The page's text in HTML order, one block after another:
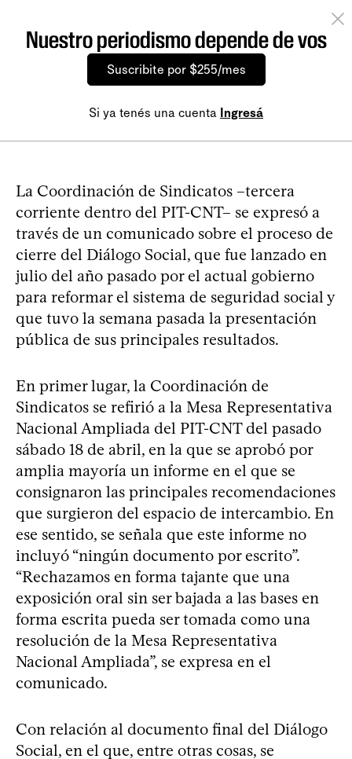
Nuestro periodismo depende de vos
Suscribite por $255/mes
Si ya tenés una cuenta Ingresá
La Coordinación de Sindicatos –tercera
corriente dentro del PIT-CNT– se expresó a
través de un comunicado sobre el proceso de
cierre del Diálogo Social, que fue lanzado en
julio del año pasado por el actual gobierno
para reformar el sistema de seguridad social y
que tuvo la semana pasada la presentación
pública de sus principales resultados.
En primer lugar, la Coordinación de
Sindicatos se refirió a la Mesa Representativa
Nacional Ampliada del PIT-CNT del pasado
sábado 18 de abril, en la que se aprobó por
amplia mayoría un informe en el que se
consignaron las principales recomendaciones
que surgieron del espacio de intercambio. En
ese sentido, se señala que este informe no
incluyó “ningún documento por escrito”.
“Rechazamos en forma tajante que una
exposición oral sin ser bajada a las bases en
forma escrita pueda ser tomada como una
resolución de la Mesa Representativa
Nacional Ampliada”, se expresa en el
comunicado.
Con relación al documento final del Diálogo
Social, en el que, entre otras cosas, se